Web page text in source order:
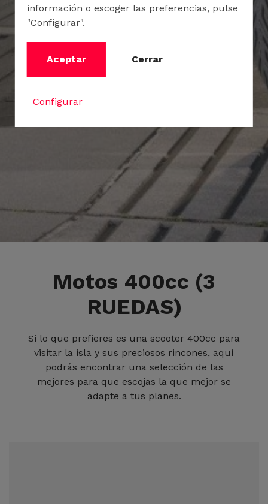
Motos 400cc (3
RUEDAS)
Si lo que prefieres es una scooter 400cc para
visitar la isla y sus preciosos rincones, aquí
podrás encontrar una selección de las
mejores para que escojas la que mejor se
adapte a tus planes.
información o escoger las preferencias, pulse
"Configurar".
Aceptar Cerrar
Configurar